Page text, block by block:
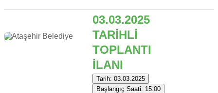
03.03.2025
TARİHLİ
TOPLANTI
İLANI
Tarih: 03.03.2025
Başlangıç Saati: 15:00